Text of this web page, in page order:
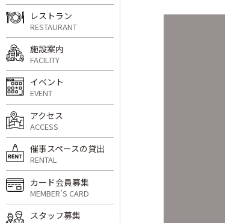
レストラン
RESTAURANT
施設案内
FACILITY
イベント
EVENT
アクセス
ACCESS
催事スペースの貸出
RENTAL
カード会員募集
MEMBER’S CARD
スタッフ募集